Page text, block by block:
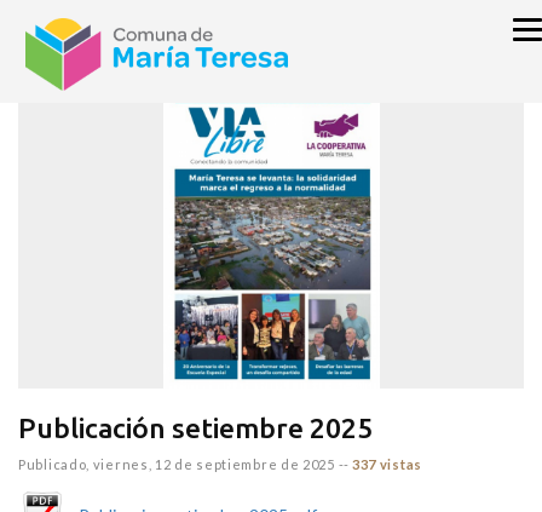
inicio VIA LIBRE DIARIO
Publicación setiembre 2025
Publicado, viernes, 12 de septiembre de 2025 -- 337 vistas